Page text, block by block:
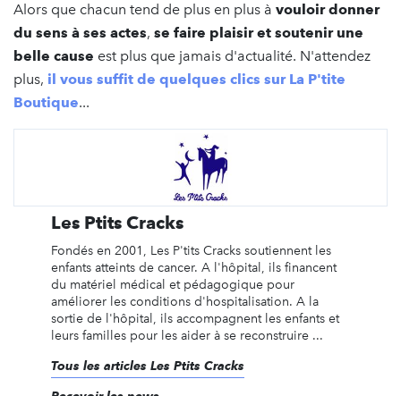
Alors que chacun tend de plus en plus à vouloir donner
du sens à ses actes, se faire plaisir et soutenir une
belle cause est plus que jamais d'actualité. N'attendez
plus, il vous suffit de quelques clics sur La P'tite
Boutique...
Les Ptits Cracks
Fondés en 2001, Les P'tits Cracks soutiennent les
enfants atteints de cancer. A l'hôpital, ils financent
du matériel médical et pédagogique pour
améliorer les conditions d'hospitalisation. A la
sortie de l'hôpital, ils accompagnent les enfants et
leurs familles pour les aider à se reconstruire ...
Tous les articles Les Ptits Cracks